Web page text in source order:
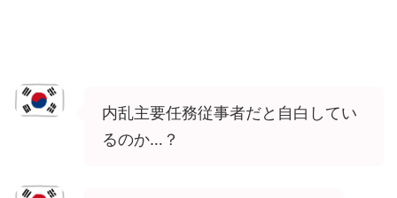
内乱主要任務従事者だと自白してい
るのか…？